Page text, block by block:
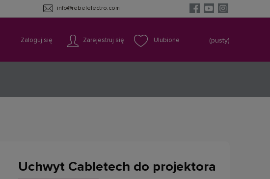
info@rebelelectro.com
Zarejestruj się
Zaloguj się (pusty)
Uchwyt Cabletech do projektora